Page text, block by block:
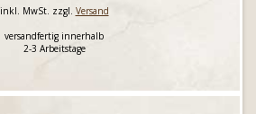
inkl. MwSt. zzgl. Versand
versandfertig innerhalb
2-3 Arbeitstage